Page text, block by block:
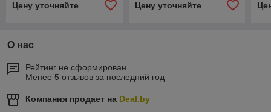
Цену уточняйте
Цену уточняйте
О нас
Рейтинг не сформирован
Менее 5 отзывов за последний год
Компания продает на Deal.by